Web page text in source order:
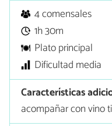
4 comensales
1h 30m
Plato principal
Dificultad media
Características
acompañar con vino